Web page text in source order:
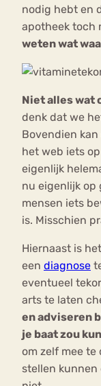
nodig hebt en
apotheek toch
weten wat
Niet alles wat
denk dat we
Bovendien
het web iets
eigenlijk
nu eigenlijk op
mensen iets
is. Misschien
Hiernaast is
een diagnose
eventueel
arts te laten
en adviseren
je baat zou
om zelf mee te
stellen kunnen